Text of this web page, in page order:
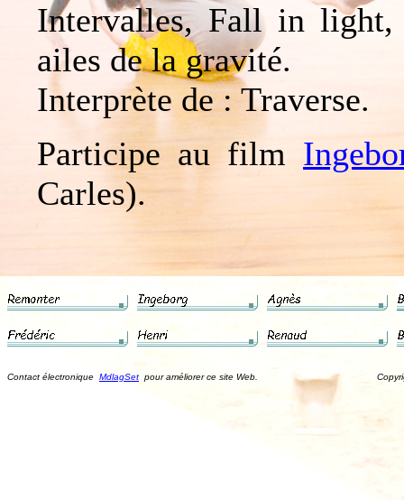
Intervalles, Fall in light,
ailes de la gravité.
Interprète de : Traverse.
Participe au film
Carles).
Contact électronique MdlagSet pour améliorer ce site Web. Copyright